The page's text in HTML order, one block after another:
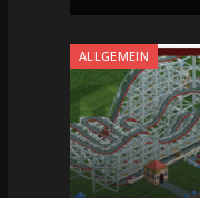
ALLGEMEIN